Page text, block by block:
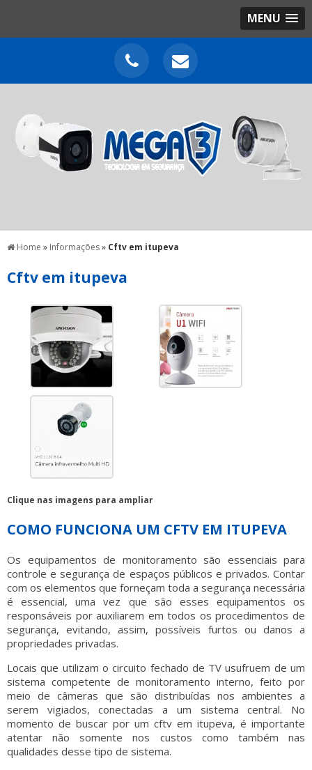
MENU
Home » Informações» Cftv em itupeva
Cftv em itupeva
Clique nas imagens para ampliar
COMO FUNCIONA UM CFTV EM ITUPEVA
Os equipamentos de monitoramento são essenciais para
controle e segurança de espaços públicos e privados. Contar
com os elementos que forneçam toda a segurança necessária
é essencial, uma vez que são esses equipamentos os
responsáveis por auxiliarem em todos os procedimentos de
segurança, evitando, assim, possíveis furtos ou danos a
propriedades privadas.
Locais que utilizam o circuito fechado de TV usufruem de um
sistema competente de monitoramento interno, feito por
meio de câmeras que são distribuídas nos ambientes a
serem vigiados, conectadas a um sistema central. No
momento de buscar por um cftv em itupeva, é importante
atentar não somente nos custos como também nas
qualidades desse tipo de sistema.